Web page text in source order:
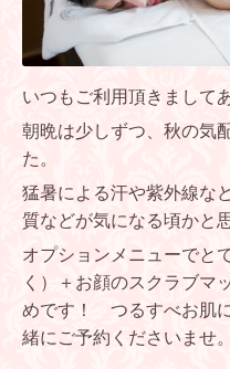
いつもご利用頂きまして
朝晩は少しずつ、秋の気
た。
猛暑による汗や紫外線な
質などが気になる頃かと
オプションメニューでと
く）＋お顔のスクラブマ
めです！ つるすべお肌
緒にご予約くださいませ。